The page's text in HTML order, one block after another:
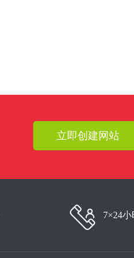
立即创建网站
7×24